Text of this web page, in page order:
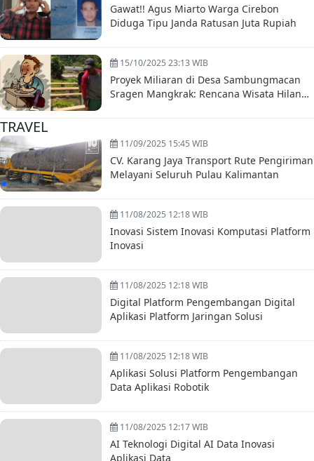
Gawat!! Agus Miarto Warga Cirebon
Diduga Tipu Janda Ratusan Juta Rupiah
15/10/2025 23:13 WIB
Proyek Miliaran di Desa Sambungmacan
Sragen Mangkrak: Rencana Wisata Hilang
TRAVEL
11/09/2025 15:45 WIB
CV. Karang Jaya Transport Rute Pengiriman
Melayani Seluruh Pulau Kalimantan
11/08/2025 12:18 WIB
Inovasi Sistem Inovasi Komputasi Platform
Inovasi
11/08/2025 12:18 WIB
Digital Platform Pengembangan Digital
Aplikasi Platform Jaringan Solusi
11/08/2025 12:18 WIB
Aplikasi Solusi Platform Pengembangan
Data Aplikasi Robotik
11/08/2025 12:17 WIB
AI Teknologi Digital AI Data Inovasi
Aplikasi Data